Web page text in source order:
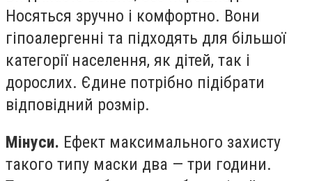
Носяться зручно і комфортно. Вони
гіпоалергенні та підходять для більшої
категорії населення, як дітей, так і
дорослих. Єдине потрібно підібрати
відповідний розмір.
Мінуси. Ефект максимального захисту
такого типу маски два — три години.